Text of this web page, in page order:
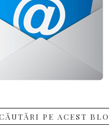
PE ACEST